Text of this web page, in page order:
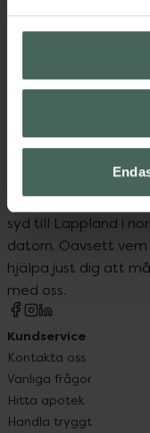
Barn och
Kronans Apotek
syd till Lappland i
datorn. Oavsett
hjälpa just dig att
med oss.
Kundservice
Kontakta oss
Vanliga frågor
Hitta apotek
Handla tryggt